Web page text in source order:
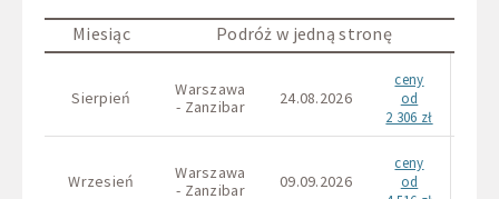
Miesiąc Podróż w jedną stronę
Sierpień
Warszawa
- Zanzibar
24.08.2026
ceny
od
2 306 zł
Wrzesień
Warszawa
- Zanzibar
09.09.2026
ceny
od